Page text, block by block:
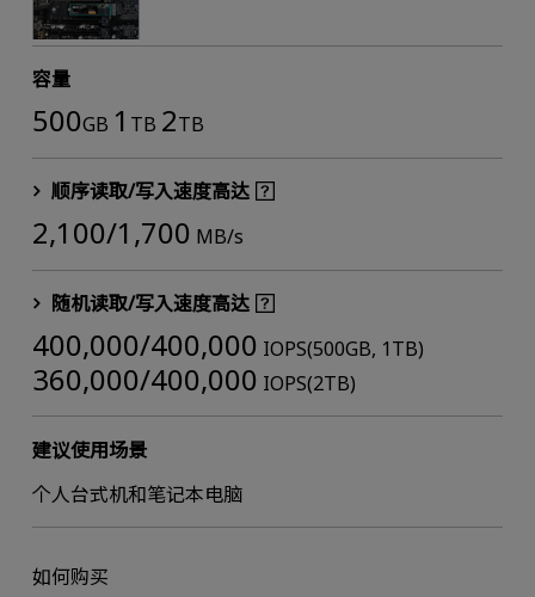
容量
500GB 1 TB 2TB
顺序读取/写入速度高达
2,100/1,700 MB/s
随机读取/写入速度高达
400,000/400,000 IOPS(500GB, 1TB)
360,000/400,000 IOPS(2TB)
建议使用场景
个人台式机和笔记本电脑
如何购买